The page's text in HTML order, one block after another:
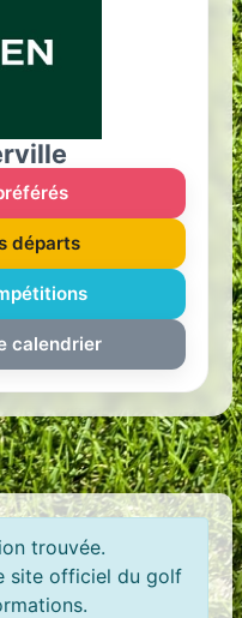
départs
calendrier
trouvée.
site officiel du golf